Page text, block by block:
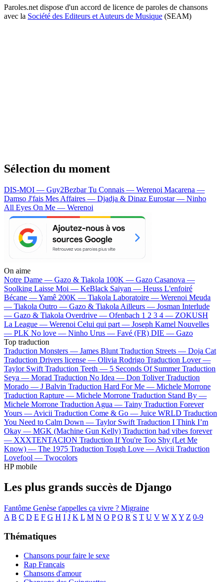
Paroles.net dispose d'un accord de licence de paroles de chansons
avec la Société des Editeurs et Auteurs de Musique (SEAM)
Sélection du moment
DIS-MOI — Guy2BezbarTu Connais — Werenoi Macarena —
Damso J'fais Mes Affaires — Djadja & Dinaz Eurostar — Ninho
All Eyes On Me — Werenoi
On aime
Notre Dame — Gazo & Tiakola 100K — Gazo Casanova —
Soolking Laisse Moi — KeBlack Saiyan — Heuss L'enfoiré
Bécane —Yamê 200K — Tiakola Laboratoire — Werenoi Meuda
— Tiakola Outro — Gazo & Tiakola Ailleurs — Josman Interlude
— Gazo & Tiakola Overdrive — Ofenbach 1 2 3 4 — ZOKUSH
La League — Werenoi Celui qui part — Joseph Kamel Nouvelles
— PLK No love — Ninho Urus — Favé (FR) DIE — Gazo
Top traduction
Traduction Monsters — James Blunt Traduction Streets — Doja Cat
Traduction Drivers license — Olivia Rodrigo Traduction Lover —
Taylor Swift Traduction Teeth — 5 Seconds Of Summer Traduction
Seya — Morad Traduction No Idea — Don Toliver Traduction
Morado — J Balvin Traduction Hard For Me — Michele Morrone
Traduction Rapture — Michele Morrone Traduction Stand By —
Michele Morrone Traduction Agua — Tainy Traduction Forever
Yours — Avicii Traduction Come & Go — Juice WRLD Traduction
You Need to Calm Down — Taylor Swift Traduction I Think I’m
Okay — MGK (Machine Gun Kelly) Traduction bad vibes forever
— XXXTENTACION Traduction If You're Too Shy (Let Me
Know) — The 1975 Traduction Tough Love — Avicii Traduction
Lovefool — Twocolors
HP mobile
Les plus grands succès de Django
Fantôme Genèse t'appelles ça vivre ? Migraine
A B C D E F G H I J K L M N O P Q R S T U V W X Y Z 0-9
Thématiques
Chansons pour faire le sexe
Rap Français
Chansons d'amour